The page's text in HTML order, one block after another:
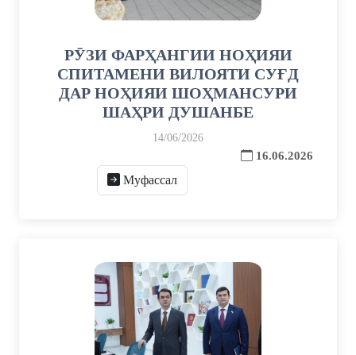
РӮЗИ ФАРҲАНГИИ НОҲИЯИ
СПИТАМЕНИ ВИЛОЯТИ СУҒД
ДАР НОҲИЯИ ШОҲМАНСУРИ
ШАҲРИ ДУШАНБЕ
14/06/2026
16.06.2026
Муфассал